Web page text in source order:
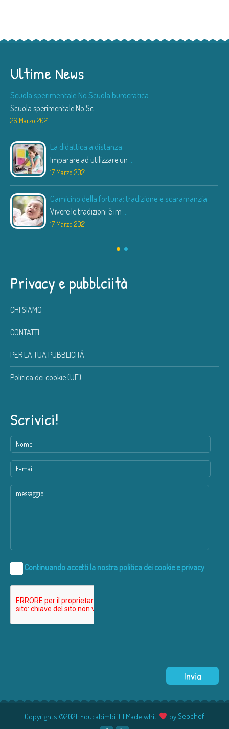
Ultime News
Scuola sperimentale No Scuola burocratica
Scuola sperimentale No Sc ...
26 Marzo 2021
La didattica a distanza
Imparare ad utilizzare un ...
17 Marzo 2021
Camicino della fortuna: tradizione e scaramanzia
Vivere le tradizioni è im ...
17 Marzo 2021
Privacy e pubblciità
CHI SIAMO
CONTATTI
PER LA TUA PUBBLICITÀ
Politica dei cookie (UE)
Scrivici!
Continuando accetti la nostra politica dei cookie e privacy
Copyrights ©2021: Educabimbi.it | Made whit by Seochef